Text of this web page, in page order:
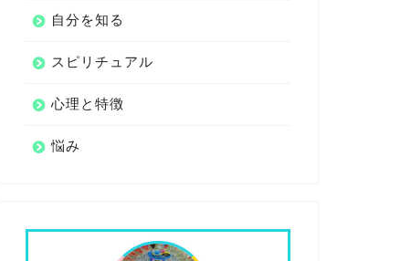
自分を知る
スピリチュアル
心理と特徴
悩み